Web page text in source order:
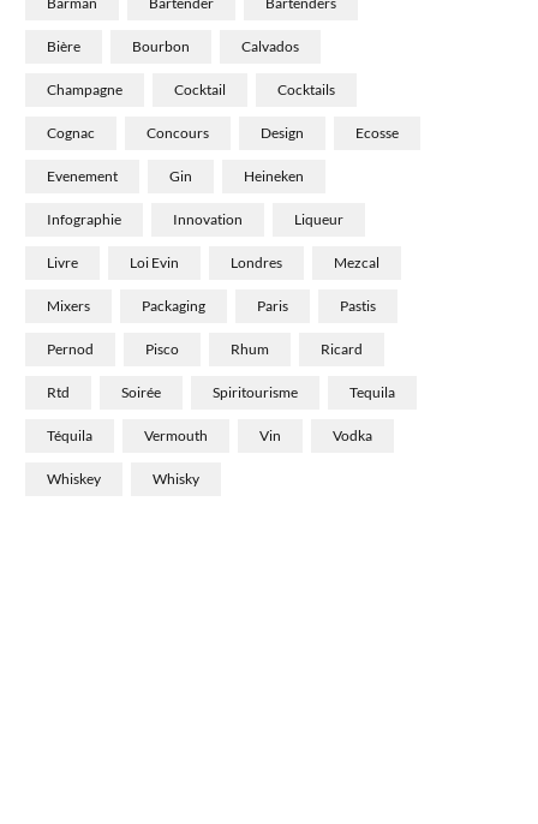
Bière Bourbon Calvados
Champagne Cocktail Cocktails
Cognac Concours Design Ecosse
Evenement Gin Heineken
Infographie Innovation Liqueur
Livre Loi Evin Londres Mezcal
Mixers Packaging Paris Pastis
Pernod Pisco Rhum Ricard
Rtd Soirée Spiritourisme Tequila
Téquila Vermouth Vin Vodka
Whiskey Whisky